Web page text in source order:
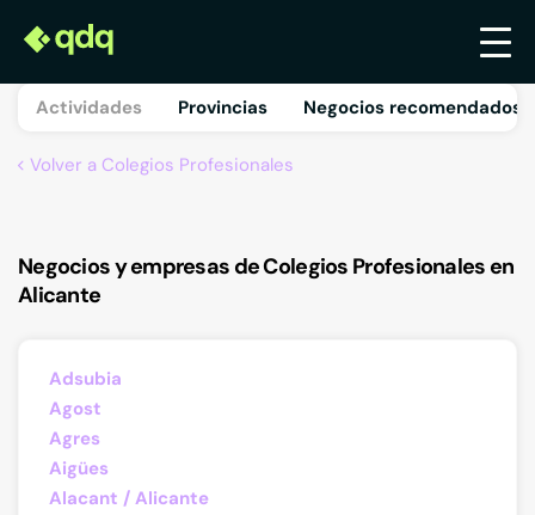
Actividades Provincias Negocios recomendados
Volver a Colegios Profesionales
Negocios y empresas de Colegios Profesionales en
Alicante
Adsubia
Agost
Agres
Aigües
Alacant / Alicante